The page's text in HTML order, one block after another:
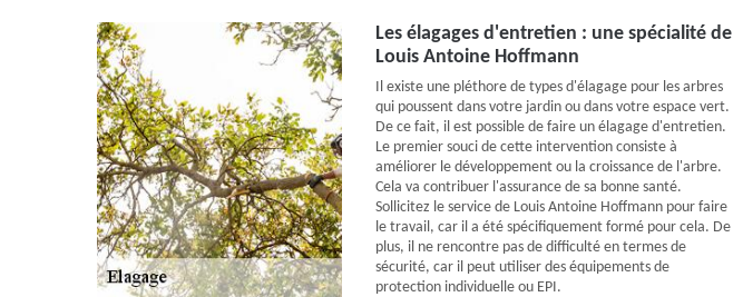
Les élagages d'entretien : une spécialité de
Louis Antoine Hoffmann
Il existe une pléthore de types d'élagage pour les arbres
qui poussent dans votre jardin ou dans votre espace vert.
De ce fait, il est possible de faire un élagage d'entretien.
Le premier souci de cette intervention consiste à
améliorer le développement ou la croissance de l'arbre.
Cela va contribuer l'assurance de sa bonne santé.
Sollicitez le service de Louis Antoine Hoffmann pour faire
le travail, car il a été spécifiquement formé pour cela. De
plus, il ne rencontre pas de difficulté en termes de
sécurité, car il peut utiliser des équipements de
protection individuelle ou EPI.